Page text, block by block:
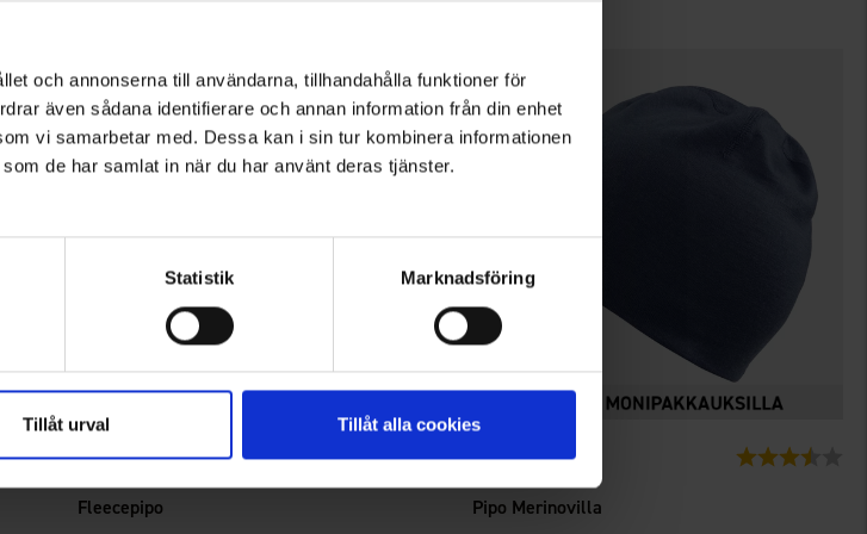
och annonserna till användarna, tillhandahålla funktioner för
även sådana identifierare och annan information från din enhet
vi samarbetar med. Dessa kan i sin tur kombinera informationen
de har samlat in när du har använt deras tjänster.
Statistik Marknadsföring
Tillåt urval Tillåt alla cookies
4.5 5:sta tähdestä
Fleecepipo
2330
Pipo Merinovilla
4714 Arvio: